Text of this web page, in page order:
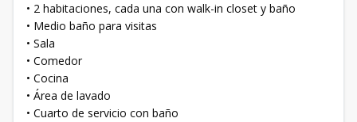
• 2 habitaciones, cada una con walk-in closet y baño
• Medio baño para visitas
• Sala
• Comedor
• Cocina
• Área de lavado
• Cuarto de servicio con baño